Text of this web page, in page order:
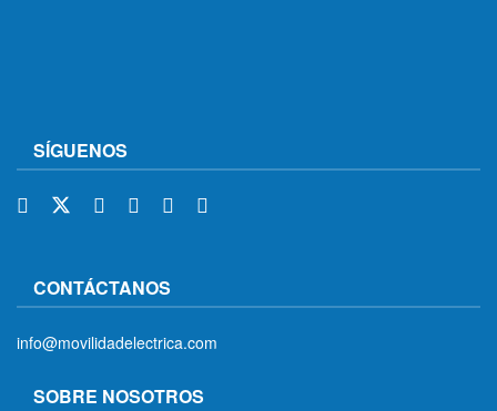
SÍGUENOS
CONTÁCTANOS
info@movilidadelectrica.com
SOBRE NOSOTROS